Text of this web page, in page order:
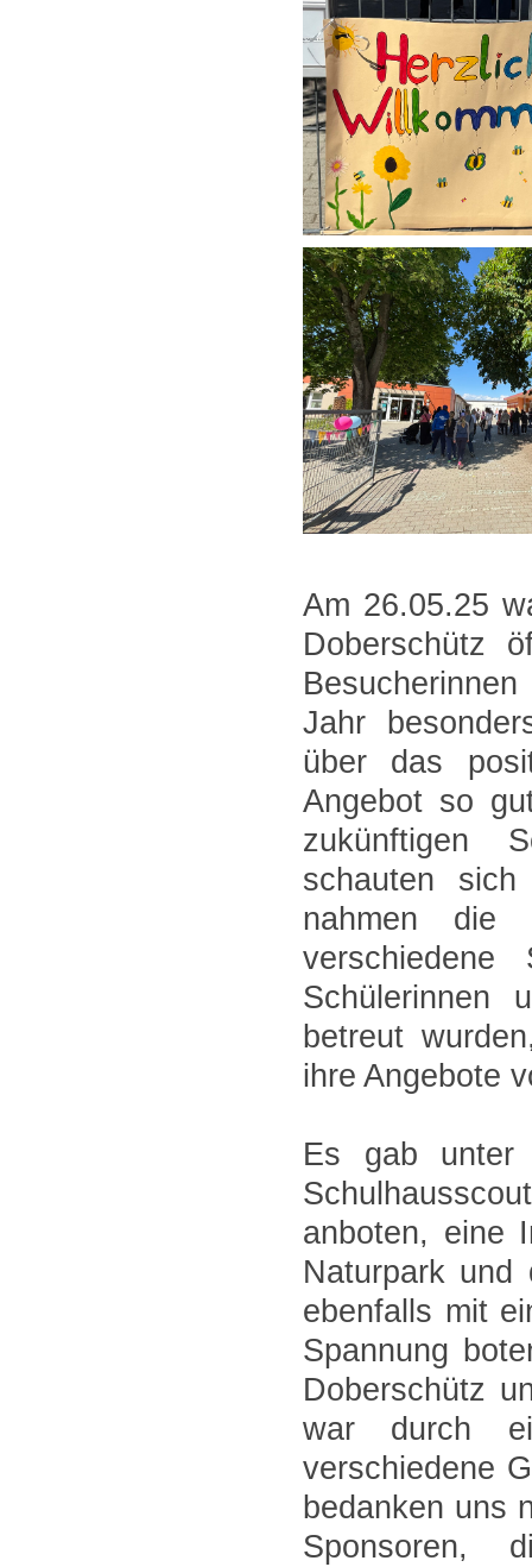
Am 26.05.25
Doberschütz
Jahr
über das
Angebot so
zukünftigen
schauten
nahmen die
Schülerinnen
betreut
ihre Angebote
Es gab unter
anboten, eine
Naturpark und
ebenfalls mit
Spannung
Doberschütz
war durch
verschiedene
bedanken uns
Sponsoren,